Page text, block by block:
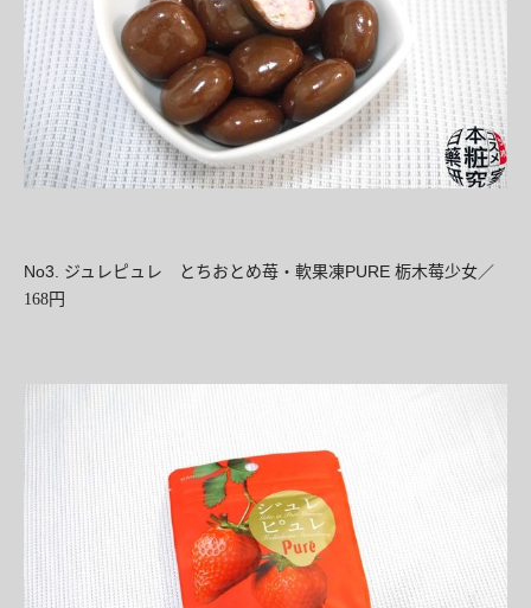
No3. ジュレピュレ とちおとめ苺 ・ 軟果凍PURE 栃木莓少女／
168円